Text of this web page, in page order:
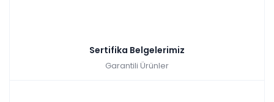
Sertifika Belgelerimiz
Garantili Ürünler